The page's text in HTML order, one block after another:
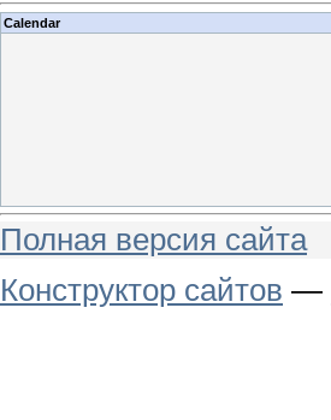
Calendar
Полная версия сайта
Конструктор сайтов —